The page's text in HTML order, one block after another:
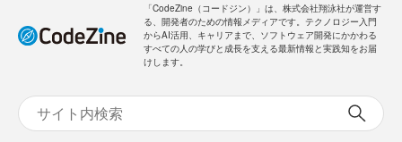
「CodeZine（コードジン）」は、株式会社翔泳社が運営す
る、開発者のための情報メディアです。テクノロジー入門
からAI活用、キャリアまで、ソフトウェア開発にかかわる
すべての人の学びと成長を支える最新情報と実践知をお届
けします。